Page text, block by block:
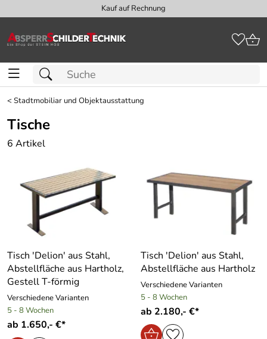
Kauf auf Rechnung
<Stadtmobiliar und Objektausstattung
Tische
6 Artikel
Tisch ′Delion′ aus Stahl,
Abstellfläche aus Hartholz,
Gestell T-förmig
Verschiedene Varianten
5 - 8 Wochen
ab 1.650,- €*
Tisch ′Delion′ aus Stahl,
Abstellfläche aus Hartholz
Verschiedene Varianten
5 - 8 Wochen
ab 2.180,- €*